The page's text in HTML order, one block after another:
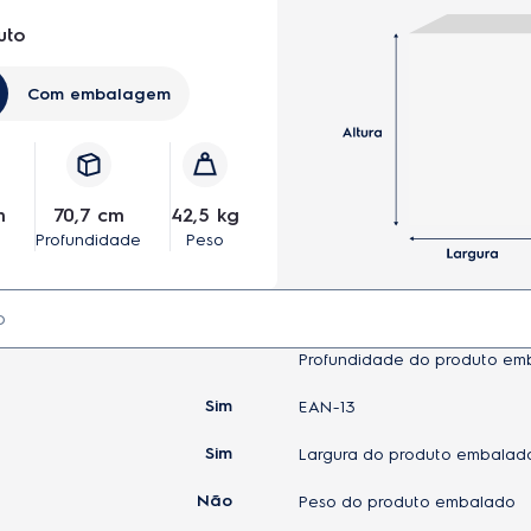
Com embalagem
70,7 cm
Profundidade
42,5 kg
Peso
Sim
Sim
Não
Profundidade do produto
EAN-13
Largura do produto
Peso do produto embalado